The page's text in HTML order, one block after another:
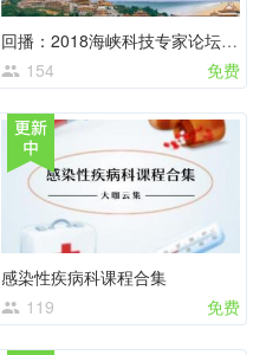
回播：2018海峡科技专家论坛海峡两岸预防医学学术研讨会
154
免费
感染性疾病科课程合集
119
免费